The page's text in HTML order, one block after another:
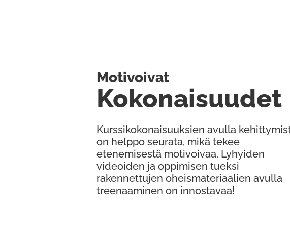
Kurssikokonaisuuksien avulla
on helppo seurata, mikä tekee
etenemisestä motivoivaa. Lyhyiden
videoiden ja oppimisen tueksi
rakennettujen oheismateriaalien avulla
treenaaminen on innostavaa!
Kokonaisuudet
Motivoivat